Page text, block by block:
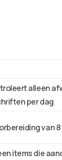
alleen
per dag
van
items die